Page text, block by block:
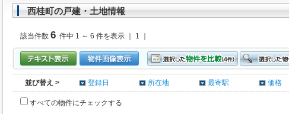
西桂町の戸建・土地情報
該当件数 6 件中 1 ～ 6 件を表示 ｜ 1 ｜
並び替え > 登録日 所在地 最寄駅 価格
すべての物件にチェックする